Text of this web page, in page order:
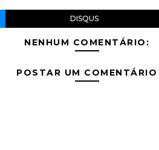
DISQUS
NENHUM COMENTÁRIO:
POSTAR UM COMENTÁRIO